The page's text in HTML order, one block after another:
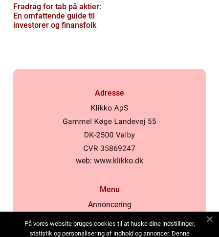
Fradrag for tab på aktier:
En omfattende guide til
investorer og finansfolk
Adresse
web: www.klikko.dk
Menu
Annoncering
Cookies
På vores website bruges cookies til at huske dine indstillinger,
statistik og personalisering af indhold og annoncer. Denne